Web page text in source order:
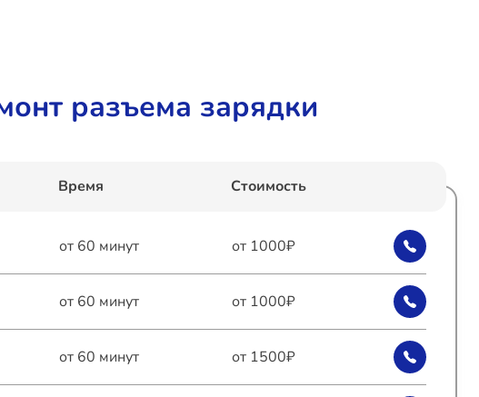
разъема зарядки
Время Стоимость
от 60 минут от 1000₽
от 60 минут от 1000₽
от 60 минут от 1500₽